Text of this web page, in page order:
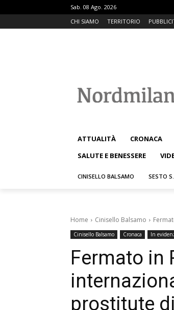
Sab. 08 Ago. 2026
CHI SIAMO
TERRITORIO
ATTUALITÀ CRONACA
SALUTE E BENESSERE
CINISELLO BALSAMO SESTO
Home Cinisello Balsamo
Cinisello Balsamo Cronaca In
Fermato in
prostitute